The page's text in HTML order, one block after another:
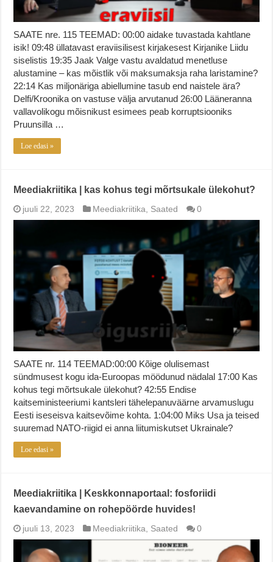
SAATE nre. 115 TEEMAD: 00:00 aidake tuvastada kahtlane
isik! 09:48 üllatavast eraviisilisest kirjakesest Kirjanike Liidu
siselistis 19:35 Jaak Valge vastu avaldatud menetluse
alustamine – kas mõistlik või maksumaksja raha laristamine?
22:14 Kas miljonäriga abiellumine tasub end naistele ära?
Delfi/Kroonika on vastuse välja arvutanud 26:00 Lääneranna
vallavolikogu mõisnikust esimees peab korruptsiooniks
Pruunsilla …
Loe edasi »
Meediakriitika | kas kohus tegi mõrtsukale ülekohut?
juuli 22, 2023 Meediakriitika Saated 0
SAATE nr. 114 TEEMAD:00:00 Kõige olulisemast
sündmusest kogu ida-Euroopas möödunud nädalal 17:00 Kas
kohus tegi mõrtsukale ülekohut? 42:55 Endise
kaitseministeeriumi kantsleri tähelepanuväärne arvamuslugu
Eesti iseseisva kaitsevõime kohta. 1:04:00 Miks Usa ja teised
suuremad NATO-riigid ei anna liitumiskutset Ukrainale?
Loe edasi »
Meediakriitika | Keskkonnaportaal: fosforiidi
kaevandamine on rohepöörde huvides!
juuli 13, 2023 Meediakriitika Saated 0